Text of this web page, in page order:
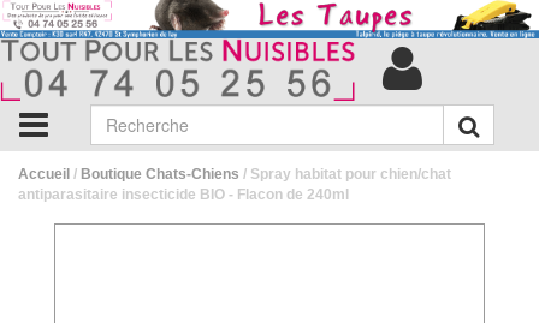
Accueil / Boutique Chats-Chiens / Spray habitat pour chien/chat
antiparasitaire insecticide BIO - Flacon de 240ml